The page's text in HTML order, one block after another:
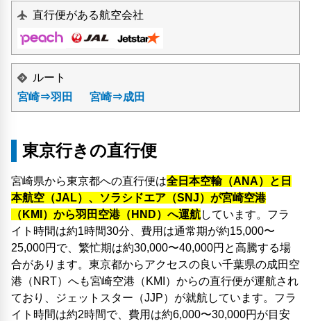
直行便がある航空会社
ルート
宮崎⇒羽田
宮崎⇒成田
東京行きの直行便
宮崎県から東京都への直行便は全日本空輸（ANA）と日
本航空（JAL）、ソラシドエア（SNJ）が宮崎空港
（KMI）から羽田空港（HND）へ運航しています。フラ
イト時間は約1時間30分、費用は通常期が約15,000〜
25,000円で、繁忙期は約30,000〜40,000円と高騰する場
合があります。東京都からアクセスの良い千葉県の成田空
港（NRT）へも宮崎空港（KMI）からの直行便が運航され
ており、ジェットスター（JJP）が就航しています。フラ
イト時間は約2時間で、費用は約6,000〜30,000円が目安